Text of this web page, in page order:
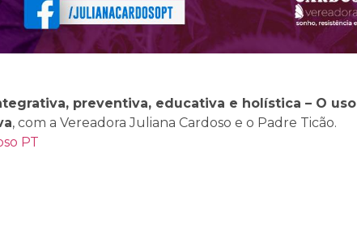
preventiva, educativa e holística – O uso
, com a Vereadora Juliana Cardoso e o Padre Ticão.
PT